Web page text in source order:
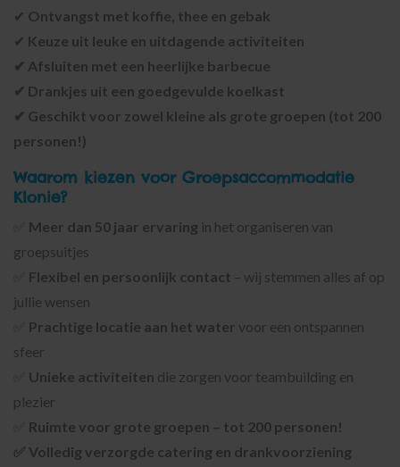
✔ Ontvangst met koffie, thee en gebak
✔ Keuze uit leuke en uitdagende activiteiten
✔ Afsluiten met een heerlijke barbecue
✔ Drankjes uit een goedgevulde koelkast
✔ Geschikt voor zowel kleine als grote groepen (tot 200
personen!)
Waarom kiezen voor Groepsaccommodatie
Klonie?
Meer dan 50 jaar ervaring in het organiseren van
groepsuitjes
Flexibel en persoonlijk contact – wij stemmen alles af op
jullie wensen
Prachtige locatie aan het water voor een ontspannen
sfeer
Unieke activiteiten die zorgen voor teambuilding en
plezier
Ruimte voor grote groepen – tot 200 personen!
✅ Volledig verzorgde catering en drankvoorziening